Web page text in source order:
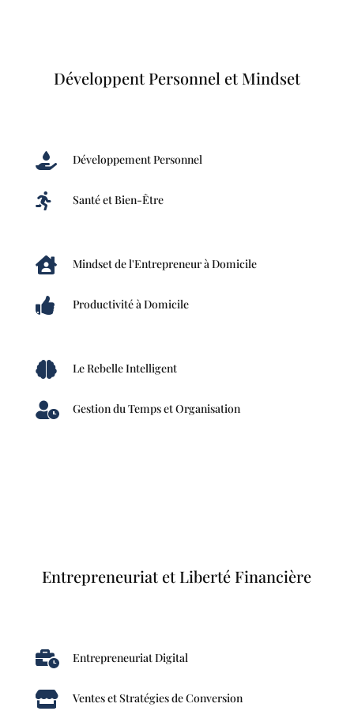
Développent Personnel et Mindset
 Développement Personnel
 Santé et Bien-Être
 Mindset de l'Entrepreneur à Domicile
 Productivité à Domicile
 Le Rebelle Intelligent
 Gestion du Temps et Organisation
Entrepreneuriat et Liberté Financière
 Entrepreneuriat Digital
 Ventes et Stratégies de Conversion